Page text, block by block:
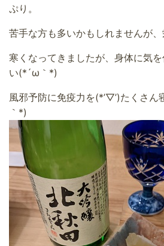
ぷり。
苦手な方も多いかもしれませんが、
寒くなってきましたが、身体に気
い(*´ω｀*)
風邪予防に免疫力を(*’▽’)たくさ
｀*)